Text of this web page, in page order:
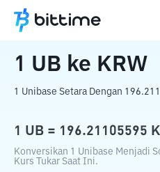
Beranda Konverter Kripto
1 UB ke KRW
1 Unibase Setara Dengan
1 UB = 196.21105595
Konversikan 1 Unibase Menjadi
Kurs Tukar Saat Ini.